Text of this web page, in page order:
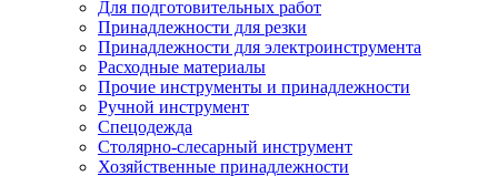
Для подготовительных работ
Принадлежности для резки
Принадлежности для электроинструмента
Расходные материалы
Прочие инструменты и принадлежности
Ручной инструмент
Спецодежда
Столярно-слесарный инструмент
Хозяйственные принадлежности